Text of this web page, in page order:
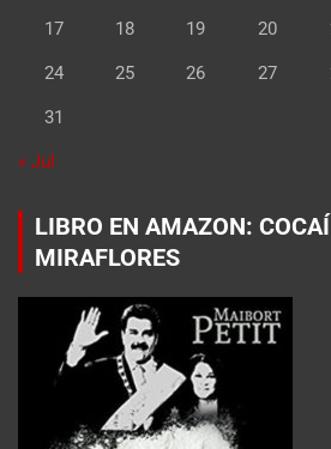
17 18 19 20
24 25 26 27
31
« Jul
LIBRO EN AMAZON:
MIRAFLORES